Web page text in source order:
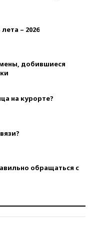
– 2026
добившиеся
на курорте?
обращаться с